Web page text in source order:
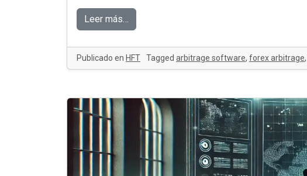
Leer más…
Publicado en HFT Tagged arbitrage software, forex arbitrage,